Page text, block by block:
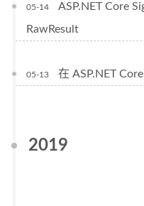
05-14
ASP.NET Core
RawResult
05-13 在 ASP.NET
2019